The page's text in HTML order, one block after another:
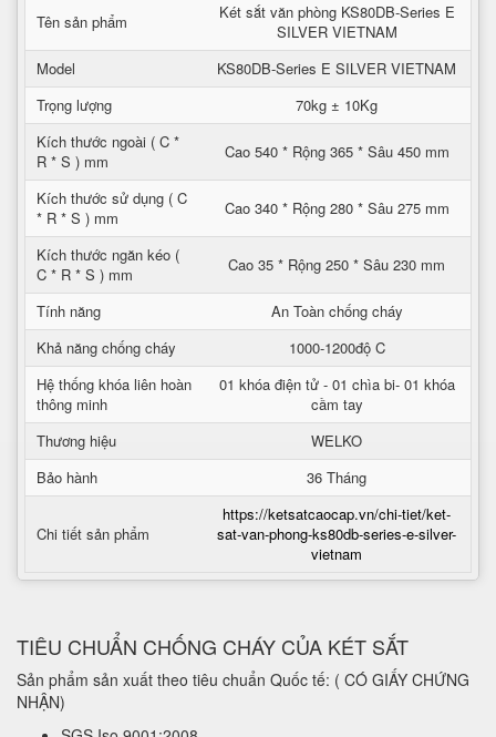
Tên sản phẩm
Két sắt văn phòng KS80DB-Series E
SILVER VIETNAM
Model
KS80DB-Series E SILVER VIETNAM
Trọng lượng
70kg ± 10Kg
Kích thước ngoài ( C *
R * S ) mm
Cao 540 * Rộng 365 * Sâu 450 mm
Kích thước sử dụng ( C
* R * S ) mm
Cao 340 * Rộng 280 * Sâu 275 mm
Kích thước ngăn kéo (
C * R * S ) mm
Cao 35 * Rộng 250 * Sâu 230 mm
Tính năng
An Toàn chống cháy
Khả năng chống cháy
1000-1200độ C
Hệ thống khóa liên hoàn
thông minh
01 khóa điện tử - 01 chìa bi- 01 khóa
cầm tay
Thương hiệu
WELKO
Bảo hành
36 Tháng
Chi tiết sản phẩm
https://ketsatcaocap.vn/chi-tiet/ket-
sat-van-phong-ks80db-series-e-silver-
vietnam
TIÊU CHUẨN CHỐNG CHÁY CỦA KÉT SẮT
Sản phẩm sản xuất theo tiêu chuẩn Quốc tế: ( CÓ GIẤY CHỨNG
NHẬN)